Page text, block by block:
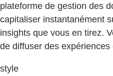
plateforme de gestion des
capitaliser instantanément
insights que vous en tirez.
de diffuser des
style